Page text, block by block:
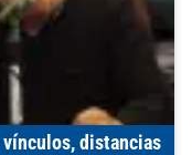
distancias